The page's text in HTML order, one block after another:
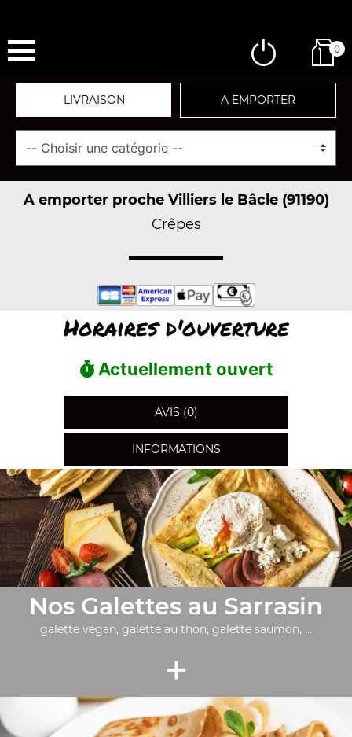
0
LIVRAISON A EMPORTER
A emporter proche Villiers le Bâcle (91190)
Crêpes
Horaires d'ouverture
Actuellement ouvert
AVIS (0)
INFORMATIONS
Nos Galettes au Sarrasin
galette végan, galette au thon, galette saumon, ...
+